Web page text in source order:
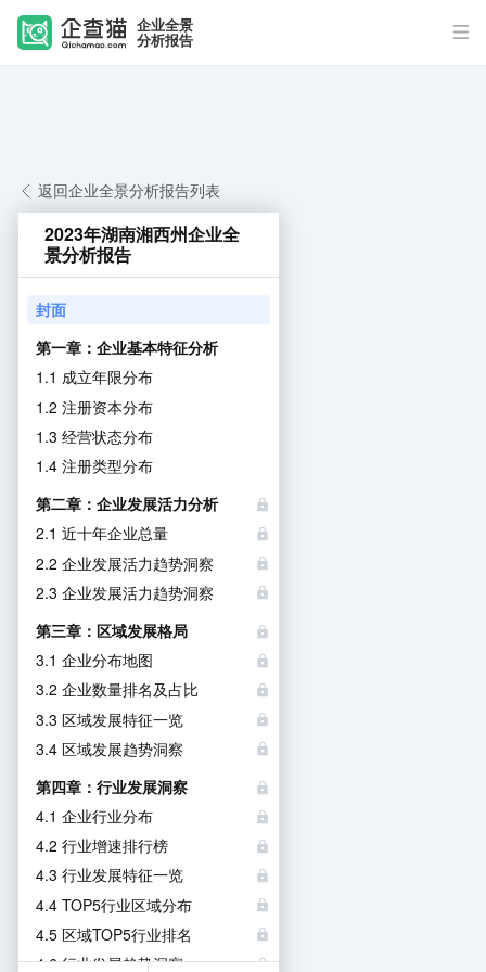
企业全景
分析报告
返回企业全景分析报告列表
2023年湖南湘西州企业全
景分析报告
封面
第一章：企业基本特征分析
1.1 成立年限分布
1.2 注册资本分布
1.3 经营状态分布
1.4 注册类型分布
第二章：企业发展活力分析
2.1 近十年企业总量
2.2 企业发展活力趋势洞察
2.3 企业发展活力趋势洞察
第三章：区域发展格局
3.1 企业分布地图
3.2 企业数量排名及占比
3.3 区域发展特征一览
3.4 区域发展趋势洞察
第四章：行业发展洞察
4.1 企业行业分布
4.2 行业增速排行榜
4.3 行业发展特征一览
4.4 TOP5行业区域分布
4.5 区域TOP5行业排名
4.6 行业发展趋势洞察